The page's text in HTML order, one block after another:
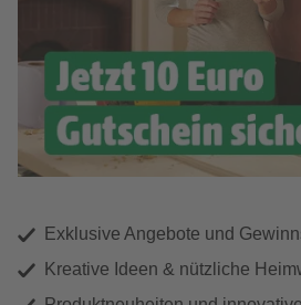
Exklusive Angebote und
Kreative Ideen & nützliche